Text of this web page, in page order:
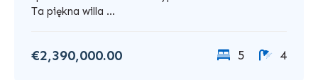
Ta piękna willa ...
€2,390,000.00 5 4